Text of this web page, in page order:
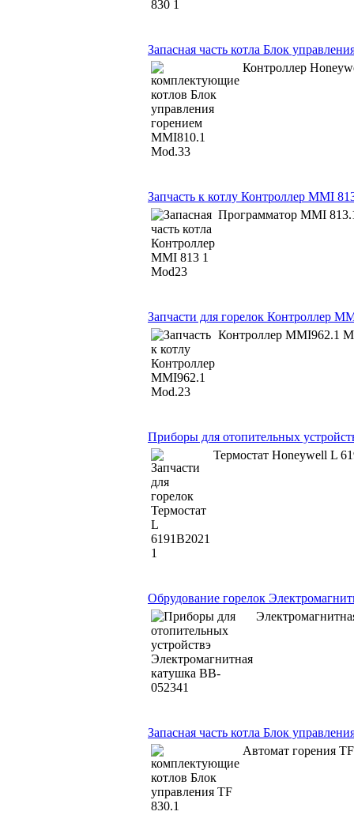
Запасная часть котла Блок
Контроллер
Запчасть к котлу Контроллер MMI
Программатор MMI
Запчасти для горелок Контроллер
Контроллер MMI962.1
Приборы для отопительных
Термостат Honeywell L
Обрудование горелок
Запасная часть котла Блок
Автомат горения